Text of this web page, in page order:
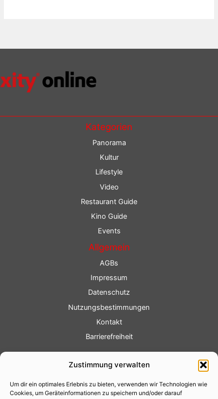
Zustimmung verwalten
Um dir ein optimales Erlebnis zu bieten, verwenden wir Technologien wie
Cookies, um Geräteinformationen zu speichern und/oder darauf
Kategorien
Panorama
Kultur
Lifestyle
Video
Restaurant Guide
Kino Guide
Events
Allgemein
AGBs
Impressum
Datenschutz
Nutzungsbestimmungen
Kontakt
Barrierefreiheit
Fotoservice
Videoservice